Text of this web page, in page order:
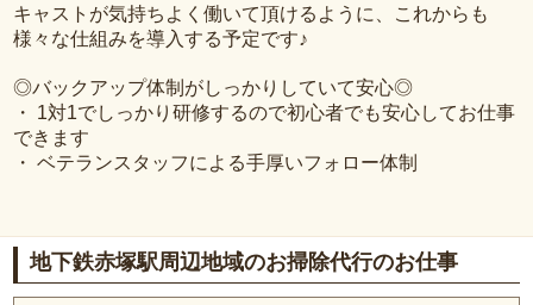
キャストが気持ちよく働いて頂けるように、これからも
様々な仕組みを導入する予定です♪
◎バックアップ体制がしっかりしていて安心◎
・ 1対1でしっかり研修するので初心者でも安心してお仕事
できます
・ ベテランスタッフによる手厚いフォロー体制
地下鉄赤塚駅周辺地域のお掃除代行のお仕事